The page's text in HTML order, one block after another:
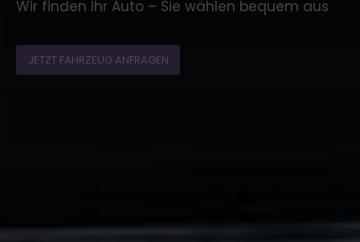
Wir finden Ihr Auto – Sie wählen bequem aus
JETZT FAHRZEUG ANFRAGEN